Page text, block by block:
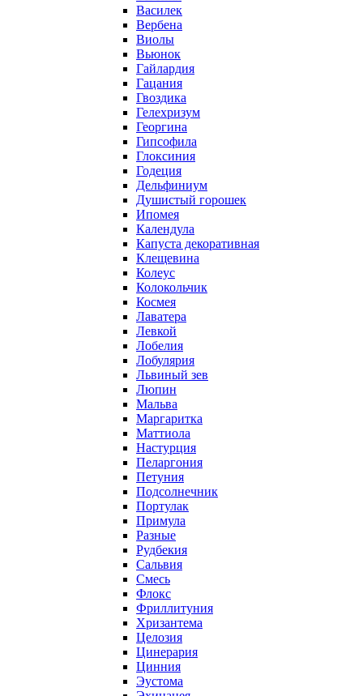
Василек
Вербена
Виолы
Вьюнок
Гайлардия
Гацания
Гвоздика
Гелехризум
Георгина
Гипсофила
Глоксиния
Годеция
Дельфиниум
Душистый горошек
Ипомея
Календула
Капуста декоративная
Клещевина
Колеус
Колокольчик
Космея
Лаватера
Левкой
Лобелия
Лобулярия
Львиный зев
Люпин
Мальва
Маргаритка
Маттиола
Настурция
Пеларгония
Петуния
Подсолнечник
Портулак
Примула
Разные
Рудбекия
Сальвия
Смесь
Флокс
Фриллитуния
Хризантема
Целозия
Цинерария
Цинния
Эустома